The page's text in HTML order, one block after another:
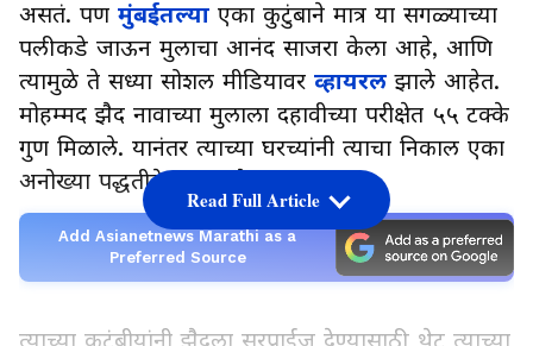
असतं. पण मुंबईतल्या एका कुटुंबाने मात्र या सगळ्याच्या
पलीकडे जाऊन मुलाचा आनंद साजरा केला आहे, आणि
त्यामुळे ते सध्या सोशल मीडियावर व्हायरल झाले आहेत.
मोहम्मद झैद नावाच्या मुलाला दहावीच्या परीक्षेत ५५ टक्के
गुण मिळाले. यानंतर त्याच्या घरच्यांनी त्याचा निकाल एका
अनोख्या पद्धतीने साजरा केला.
Add Asianetnews Marathi as a
Preferred Source
त्याच्या कुटुंबीयांनी झैदला सरप्राईज देण्यासाठी थेट त्याच्या
Read Full Article